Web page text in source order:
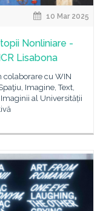
10 Mar 2025
Nonliniare -
Lisabona
colaborare cu WIN
Imagine, Text,
al Universității